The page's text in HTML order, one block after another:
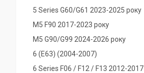
5 Series G60/G61 2023-2025 року
M5 F90 2017-2023 року
M5 G90/G99 2024-2026 року
6 (E63) (2004-2007)
6 Series F06 / F12 / F13 2012-2017